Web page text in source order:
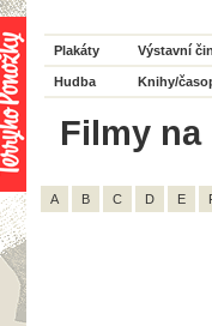
Plakáty Výstavní
Hudba Knihy/
Filmy na
A B C D E